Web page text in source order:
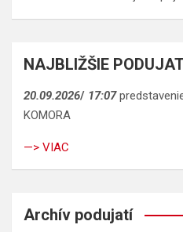
NAJBLIŽŠIE
20.09.2026/ 17:07
KOMORA
—> VIAC
Archív podujatí